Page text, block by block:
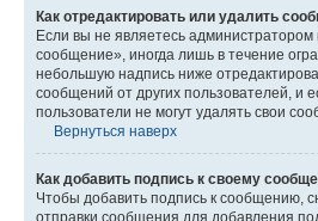
Как отредактировать или удалить
Если вы не являетесь
сообщение», иногда лишь в течение
небольшую надпись ниже
сообщений от других пользователей, и
пользователи не могут удалять свои
Вернуться наверх
Как добавить подпись к своему
Чтобы добавить подпись к сообщению,
отправки сообщения для добавления